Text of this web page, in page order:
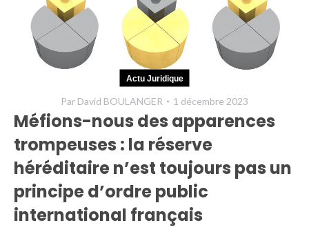
INTERROGEZ-
NOUS
FORMEZ-
INFORMEZ-
VOUS
LISEZ-NOUS
NOUS
CONNAÎTRE
Actu Juridique
Par David BOULANGER 1 décembre 2023
Méfions-nous des apparences
trompeuses : la réserve
héréditaire n’est toujours pas un
principe d’ordre public
international français